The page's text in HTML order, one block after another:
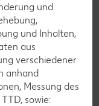
und
und Inhalten,
aus
verschiedener
anhand
Messung des
sowie: